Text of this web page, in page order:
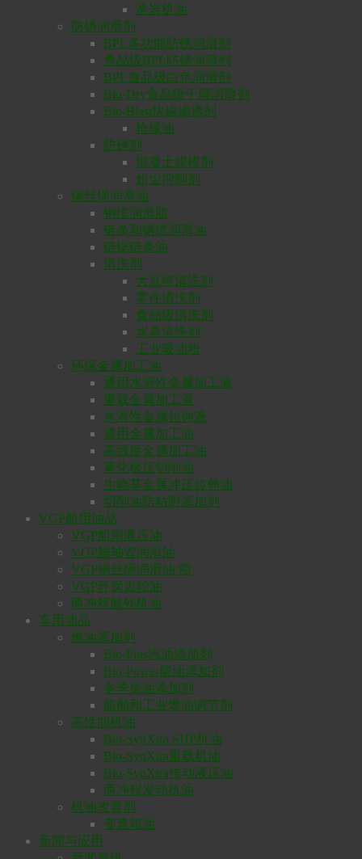
凿岩机油
防锈润滑剂
BPL多功能防锈润滑剂
食品级BPL防锈润滑剂
BPL食品级白色润滑剂
Bio-Dry食品级干膜润滑剂
Bio-Blast快速渗透剂
枪械油
防锈剂
混凝土脱模剂
粉尘抑制剂
钢丝绳润滑油
钢缆润滑脂
链条和钢缆润滑油
链锯链条油
清洗剂
大豆橙清洗剂
零件清洗剂
食品级清洗剂
水基清洗剂
工业吸油粉
环保金属加工油
通用水溶性金属加工液
重载金属加工液
水溶性金属拉伸液
通用金属加工油
高强度金属加工油
雾化极压切削油
生物基金属冲压拉伸油
切削油防粘附添加剂
VGP船用油品
VGP船用液压油
VGP艉轴管润滑油
VGP钢丝绳润滑油/脂
VGP环保齿轮油
两冲程舷外机油
车用油品
燃油添加剂
Bio-Plus汽油添加剂
Bio-Power柴油添加剂
冬季柴油添加剂
船舶和工业燃油调节剂
高性能机油
Bio-SynXtra SHP机油
Bio-SynXtra重载机油
Bio-SynXtra传动液压油
两冲程发动机油
机油改善剂
变速箱油
新闻与应用